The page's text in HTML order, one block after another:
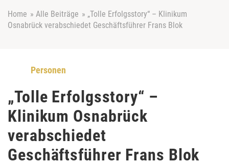
Home » Alle Beiträge » „Tolle Erfolgsstory“ – Klinikum
Osnabrück verabschiedet Geschäftsführer Frans Blok
Personen
„Tolle Erfolgsstory“ –
Klinikum Osnabrück
verabschiedet
Geschäftsführer Frans Blok